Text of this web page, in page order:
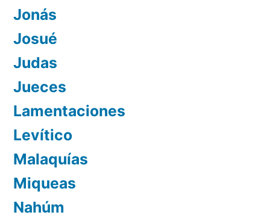
Jonás
Josué
Judas
Jueces
Lamentaciones
Levítico
Malaquías
Miqueas
Nahúm